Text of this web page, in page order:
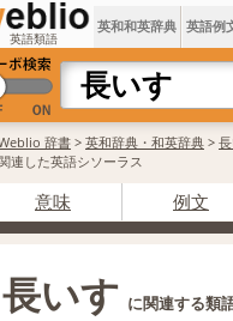
英語類語
英和和英辞典 英語例
辞書 > 英和辞典・和英辞典 >
連した英語シソーラス
意味 例文
長いす に関連する類